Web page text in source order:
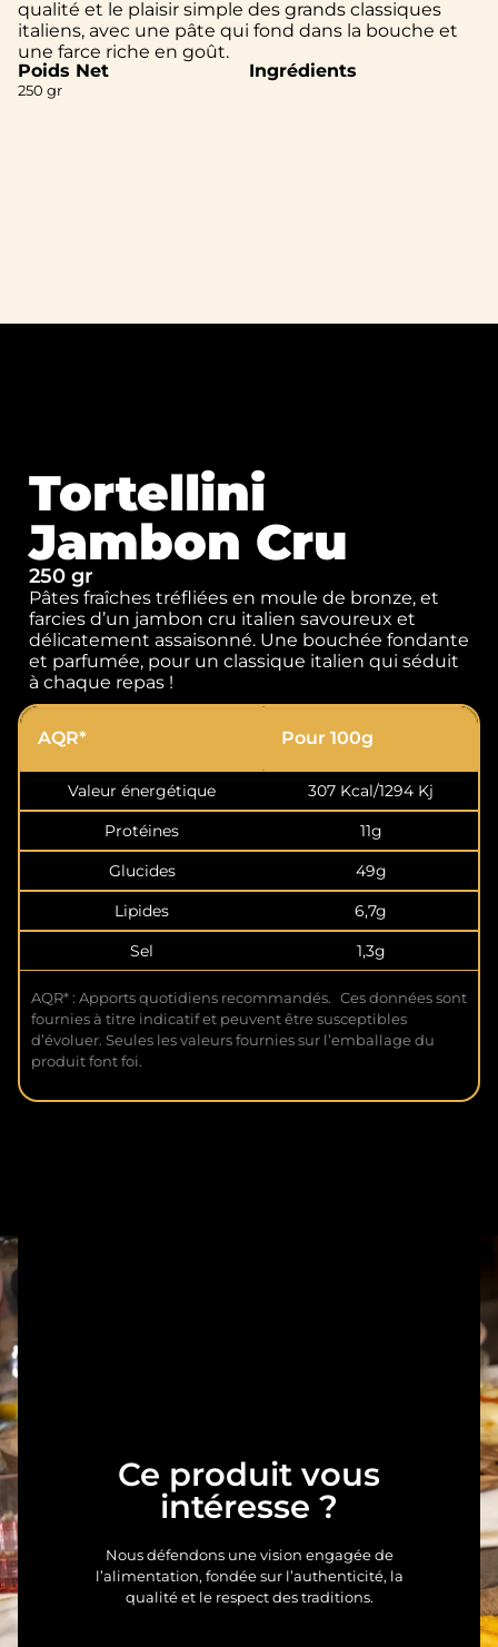
qualité et le plaisir simple des grands classiques
italiens, avec une pâte qui fond dans la bouche et
une farce riche en goût.
Poids Net
250 gr
Ingrédients
Tortellini
Jambon Cru
250 gr
Pâtes fraîches tréfliées en moule de bronze, et
farcies d’un jambon cru italien savoureux et
délicatement assaisonné. Une bouchée fondante
et parfumée, pour un classique italien qui séduit
à chaque repas !
AQR* Pour 100g
Valeur énergétique
307 Kcal/1294 Kj
Protéines
11g
Glucides
49g
Lipides
6,7g
Sel
1,3g
AQR* : Apports quotidiens recommandés. Ces données sont
fournies à titre indicatif et peuvent être susceptibles
d’évoluer. Seules les valeurs fournies sur l’emballage du
produit font foi.
Ce produit vous
intéresse ?
Nous défendons une vision engagée de
l’alimentation, fondée sur l’authenticité, la
qualité et le respect des traditions.